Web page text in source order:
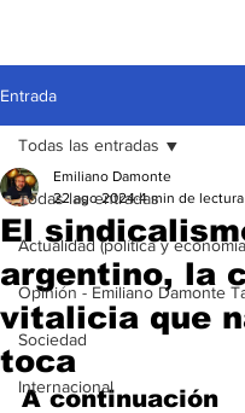
Entrada
Todas las entradas
Actualidad (política y
Opinión - Emiliano Damonte
Sociedad
Internacional
Todas las entradas
El
argentino, la
vitalicia que
toca
Emiliano Damonte
22 ago 2024 4 min de lectura
A continuación